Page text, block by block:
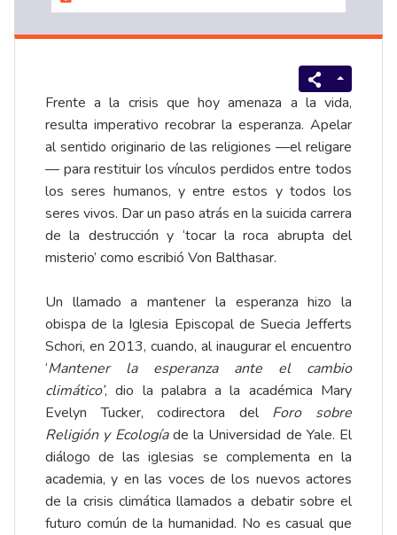
Frente a la crisis que hoy amenaza a la vida,
resulta imperativo recobrar la esperanza. Apelar
al sentido originario de las religiones —el religare
— para restituir los vínculos perdidos entre todos
los seres humanos, y entre estos y todos los
seres vivos. Dar un paso atrás en la suicida carrera
de la destrucción y ‘tocar la roca abrupta del
misterio’ como escribió Von Balthasar.
Un llamado a mantener la esperanza hizo la
obispa de la Iglesia Episcopal de Suecia Jefferts
Schori, en 2013, cuando, al inaugurar el encuentro
‘Mantener la esperanza ante el cambio
climático’, dio la palabra a la académica Mary
Evelyn Tucker, codirectora del Foro sobre
Religión y Ecologíade la Universidad de Yale. El
diálogo de las iglesias se complementa en la
academia, y en las voces de los nuevos actores
de la crisis climática llamados a debatir sobre el
futuro común de la humanidad. No es casual que